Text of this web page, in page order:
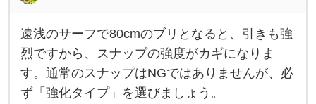
遠
浅
の
サ
ー
フ
遠浅のサーフで80cmのブリとなると、引きも強
烈ですから、スナップの強度がカギになりま
す。通常のスナップはNGではありませんが、必
ず「強化タイプ」を選びましょう。